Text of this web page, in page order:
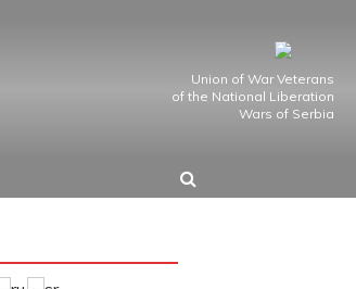
Union of War Veterans
of the National Liberation
Wars of Serbia